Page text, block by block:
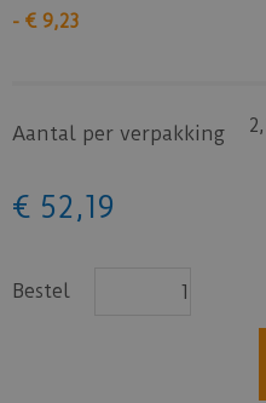
- € 9,23
Aantal per verpakking
€ 52 ,19
Bestel